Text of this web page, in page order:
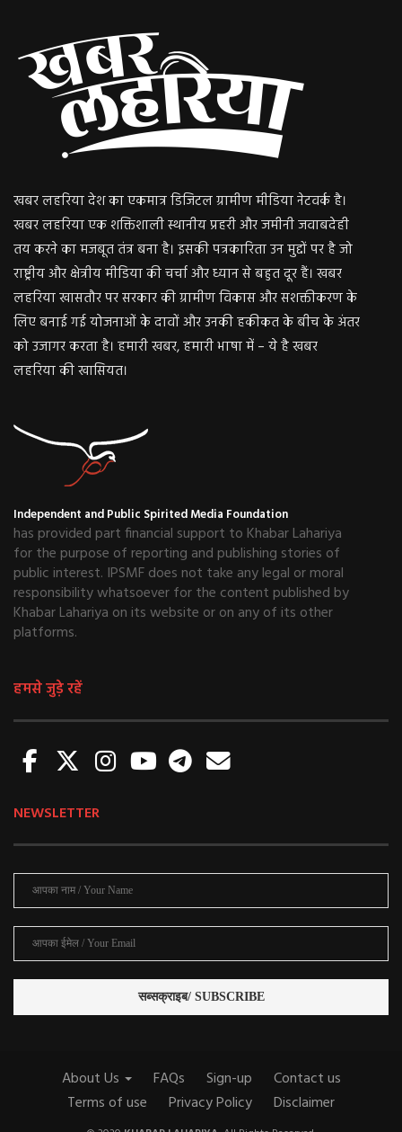
खबर लहरिया देश का एकमात्र डिजिटल ग्रामीण मीडिया नेटवर्क है।
खबर लहरिया एक शक्तिशाली स्थानीय प्रहरी और जमीनी जवाबदेही
तय करने का मजबूत तंत्र बना है। इसकी पत्रकारिता उन मुद्दों पर है जो
राष्ट्रीय और क्षेत्रीय मीडिया की चर्चा और ध्यान से बहुत दूर हैं। खबर
लहरिया खासतौर पर सरकार की ग्रामीण विकास और सशक्तीकरण के
लिए बनाई गई योजनाओं के दावों और उनकी हकीकत के बीच के अंतर
को उजागर करता है। हमारी खबर, हमारी भाषा में – ये है खबर
लहरिया की खासियत।
Independent and Public Spirited Media Foundation
has provided part financial support to Khabar Lahariya
for the purpose of reporting and publishing stories of
public interest. IPSMF does not take any legal or moral
responsibility whatsoever for the content published by
Khabar Lahariya on its website or on any of its other
platforms.
हमसे जुड़े रहें
NEWSLETTER
About Us FAQs Sign-up
Contact us
Terms of use
Privacy Policy Disclaimer